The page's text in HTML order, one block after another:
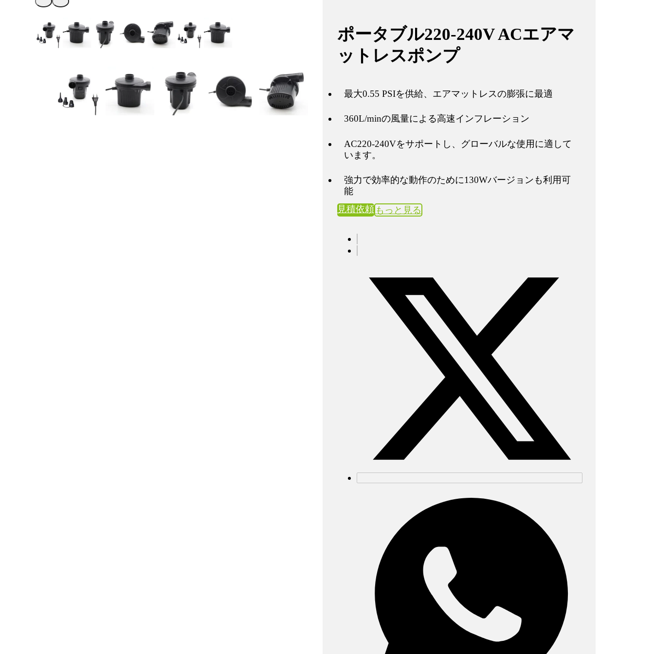
ポータブル220-240V ACエアマ
ットレスポンプ
最大0.55 PSIを供給、エアマットレスの膨張に最適
360L/minの風量による高速インフレーション
AC220-240Vをサポートし、グローバルな使用に適して
います。
強力で効率的な動作のために130Wバージョンも利用可
能
見積依頼 もっと見る